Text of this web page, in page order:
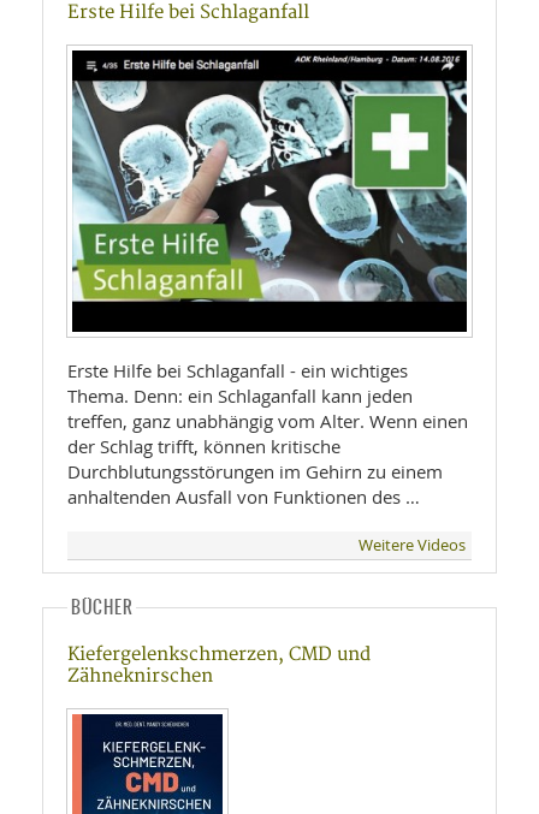
Erste Hilfe bei Schlaganfall
Erste Hilfe bei Schlaganfall - ein wichtiges
Thema. Denn: ein Schlaganfall kann jeden
treffen, ganz unabhängig vom Alter. Wenn einen
der Schlag trifft, können kritische
Durchblutungsstörungen im Gehirn zu einem
anhaltenden Ausfall von Funktionen des …
Weitere Videos
BÜCHER
Kiefergelenkschmerzen, CMD und
Zähneknirschen